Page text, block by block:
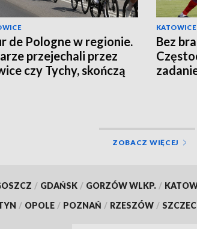
de Pologne w regionie.
przejechali przez
czy Tychy, skończą
KATOWICE
Bez
ZOBACZ WIĘCEJ
/ GDAŃSK / GORZÓW WLKP. /
/ OPOLE / POZNAŃ / RZESZÓW /